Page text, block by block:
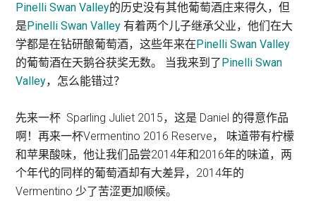
Pinelli Swan Valley的历史没有其他葡萄酒庄来得久，但
是Pinelli Swan Valley 有着两个儿子继承父业，他们在大
学都是在钻研酿葡萄酒，这些年来在Pinelli Swan Valley
的葡萄酒在天鹅谷获奖无数。 当我来到了Pinelli Swan
Valley，怎么能错过？
先来一杯 Sparling Juliet 2015，这是 Daniel 的得意作品
啊！再来一杯Vermentino 2016 Reserve， 味道带有柠檬
和苹果酸味，他让我们品尝2014年和2016年的味道，两
个年代的同样的葡萄酒却有大差异，2014年的
Vermentino 少了苦涩更加顺候。